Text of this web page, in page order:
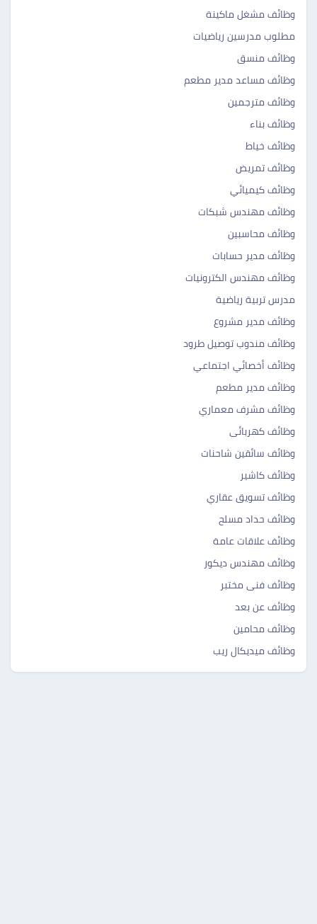
وظائف مشغل ماكينة
مطلوب مدرسين رياضيات
وظائف منسق
وظائف مساعد مدير مطعم
وظائف مترجمين
وظائف بناء
وظائف خياط
وظائف تمريض
وظائف كيميائي
وظائف مهندس شبكات
وظائف محاسبين
وظائف مدير حسابات
وظائف مهندس الكترونيات
مدرس تربية رياضية
وظائف مدير مشروع
وظائف مندوب توصيل طرود
وظائف أخصائي اجتماعي
وظائف مدير مطعم
وظائف مشرف معماري
وظائف كهربائى
وظائف سائقين شاحنات
وظائف كاشير
وظائف تسويق عقاري
وظائف حداد مسلح
وظائف علاقات عامة
وظائف مهندس ديكور
وظائف فنى مختبر
وظائف عن بعد
وظائف محامين
وظائف ميديكال ريب